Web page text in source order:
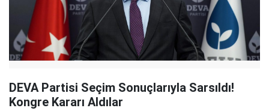
DEVA Partisi Seçim Sonuçlarıyla Sarsıldı!
Kongre Kararı Aldılar